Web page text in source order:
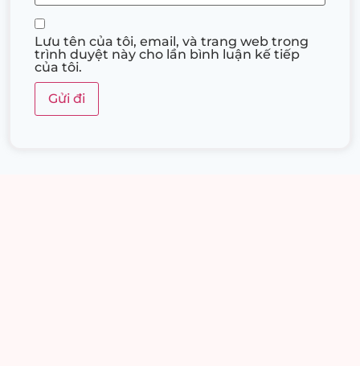
Lưu tên của tôi, email, và trang web trong
trình duyệt này cho lần bình luận kế tiếp
của tôi.